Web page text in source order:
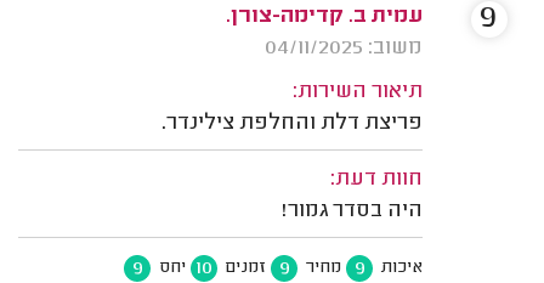
עמית ב. קדימה-צורן.
משוב: 04/11/2025
תיאור השירות:
פריצת דלת והחלפת צילינדר.
חוות דעת:
היה בסדר גמור!
איכות 9 מחיר 9 זמנים 10 יחס 9
9